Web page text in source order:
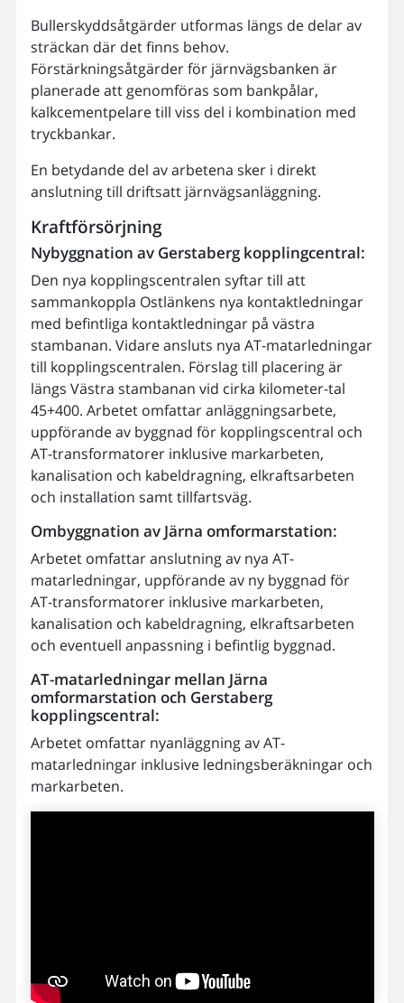
Bullerskyddsåtgärder utformas längs de delar av
sträckan där det finns behov.
Förstärkningsåtgärder för järnvägsbanken är
planerade att genomföras som bankpålar,
kalkcementpelare till viss del i kombination med
tryckbankar.
En betydande del av arbetena sker i direkt
anslutning till driftsatt järnvägsanläggning.
Kraftförsörjning
Nybyggnation av Gerstaberg kopplingcentral:
Den nya kopplingscentralen syftar till att
sammankoppla Ostlänkens nya kontaktledningar
med befintliga kontaktledningar på västra
stambanan. Vidare ansluts nya AT-matarledningar
till kopplingscentralen. Förslag till placering är
längs Västra stambanan vid cirka kilometer-tal
45+400. Arbetet omfattar anläggningsarbete,
uppförande av byggnad för kopplingscentral och
AT-transformatorer inklusive markarbeten,
kanalisation och kabeldragning, elkraftsarbeten
och installation samt tillfartsväg.
Ombyggnation av Järna omformarstation:
Arbetet omfattar anslutning av nya AT-
matarledningar, uppförande av ny byggnad för
AT-transformatorer inklusive markarbeten,
kanalisation och kabeldragning, elkraftsarbeten
och eventuell anpassning i befintlig byggnad.
AT-matarledningar mellan Järna
omformarstation och Gerstaberg
kopplingscentral:
Arbetet omfattar nyanläggning av AT-
matarledningar inklusive ledningsberäkningar och
markarbeten.